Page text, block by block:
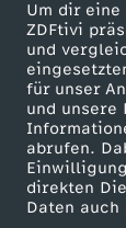
Um dir eine
ZDFtivi
und
für unser
und unsere
abrufen.
direkten
Daten auch
Mehr ZDF
ZDF-Apps
Smart TV
ZDFtext